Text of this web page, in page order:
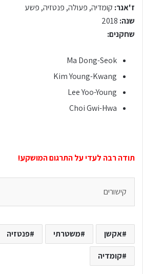
ז'אנר: קומדיה, פעולה, פנטזיה, פשע
שנה:
שחקנים:
Ma Dong-Seok
Kim Young-Kwang
Lee Yoo-Young
Choi Gwi-Hwa
תודה רבה לעדי על התרגום המושקע!
קישורים
אקשן משטרתי פנטזיה
קומדיה